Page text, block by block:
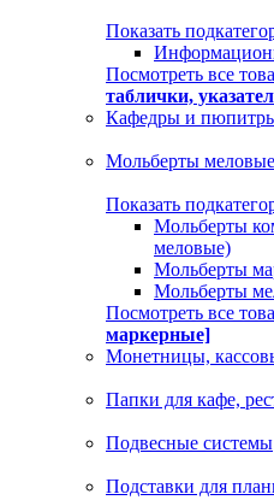
Показать
Посмотреть все
таблички,
Кафедры и
Мольберты
Показать
Мольберты
меловые)
Мольберты
Мольберты
Посмотреть все
маркерные]
Монетницы,
Папки для кафе,
Подвесные системы
Подставки для